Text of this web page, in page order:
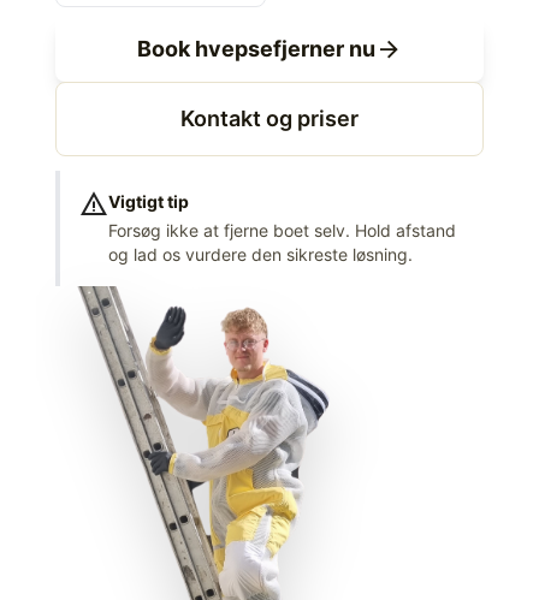
Book hvepsefjerner nu arrow_forward
Kontakt og priser
warningVigtigt tip
Forsøg ikke at fjerne boet selv. Hold afstand
og lad os vurdere den sikreste løsning.